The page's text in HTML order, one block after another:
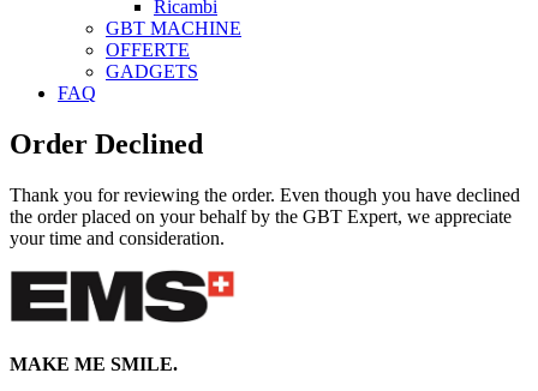
Ricambi
GBT MACHINE
OFFERTE
GADGETS
FAQ
Order Declined
Thank you for reviewing the order. Even though you have declined
the order placed on your behalf by the GBT Expert, we appreciate
your time and consideration.
MAKE ME SMILE.